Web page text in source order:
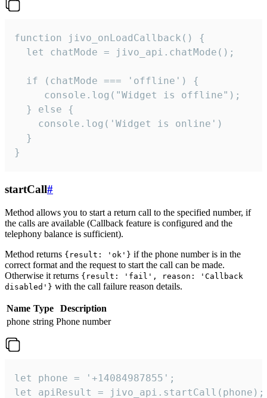
function jivo_onLoadCallback() {
  let chatMode = jivo_api.chatMode();
  if (chatMode === 'offline') {
     console.log("Widget is offline");
  } else {
    console.log('Widget is online')
  }
}
startCall#
Method allows you to start a return call to the specified number, if
the calls are available (Callback feature is configured and the
telephony balance is sufficient).
Method returns {result: 'ok'} if the phone number is in the
correct format and the request to start the call can be made.
Otherwise it returns {result: 'fail', reason: 'Callback
disabled'} with the call failure reason details.
Name Type
Description
phone string Phone number
let phone = '+14084987855';
let apiResult = jivo_api.startCall(phone);